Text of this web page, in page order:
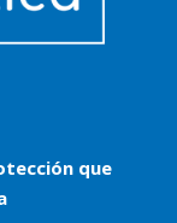
que